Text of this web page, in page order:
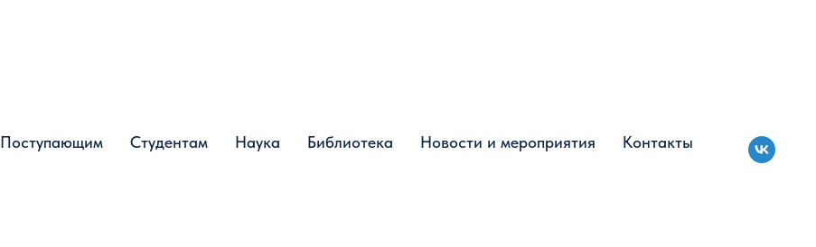
Поступающим Студентам Наука Библиотека Новости и мероприятия Контакты
Поступающим Студентам Наука Библиотека Новости и мероприятия Контакты